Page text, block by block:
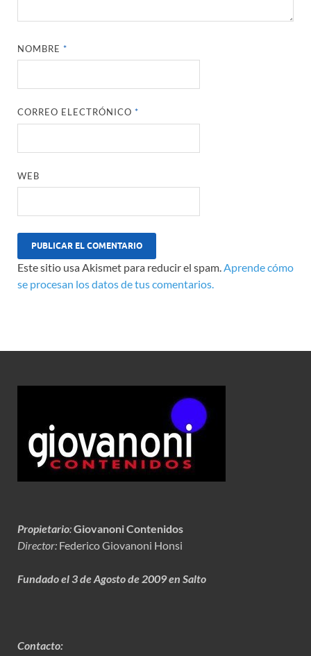
NOMBRE*
CORREO ELECTRÓNICO*
WEB
Este sitio usa Akismet para reducir el spam.Aprende cómo
se procesan los datos de tus comentarios.
Propietario:Giovanoni Contenidos
Director: Federico Giovanoni Honsi
Fundado el 3 de Agosto de 2009 en Salto
Contacto: